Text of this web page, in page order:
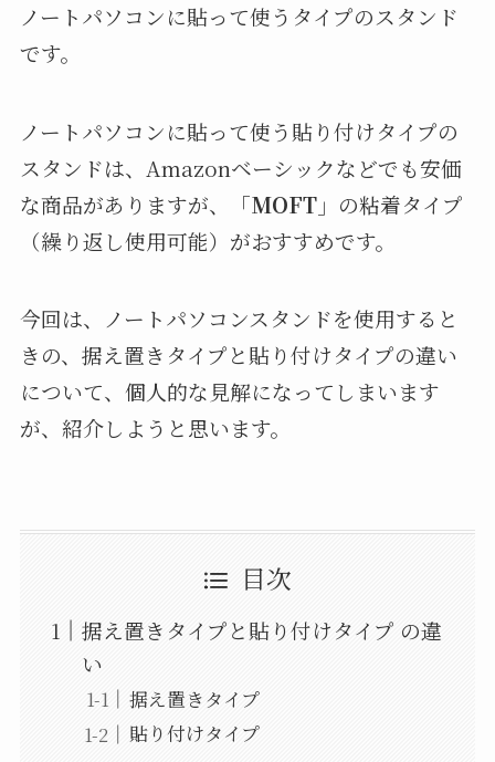
ノートパソコンに貼って使うタイプのスタンド
です。
ノートパソコンに貼って使う貼り付けタイプの
スタンドは、Amazonベーシックなどでも安価
な商品がありますが、「MOFT」の粘着タイプ
（繰り返し使用可能）がおすすめです。
今回は、ノートパソコンスタンドを使用すると
きの、据え置きタイプと貼り付けタイプの違い
について、個人的な見解になってしまいます
が、紹介しようと思います。
目次
据え置きタイプと貼り付けタイプ の違
い
据え置きタイプ
貼り付けタイプ